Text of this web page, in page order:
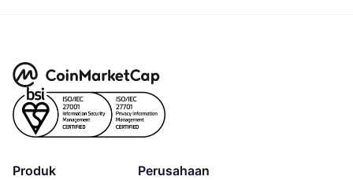
Produk Perusahaan